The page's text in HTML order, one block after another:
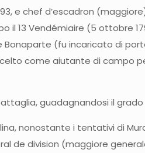
e chef d’escadron (maggiore)
il 13 Vendémiaire (5 ottobre
(fu incaricato di
come aiutante di campo
guadagnandosi il grado
nonostante i tentativi di
de division (maggiore